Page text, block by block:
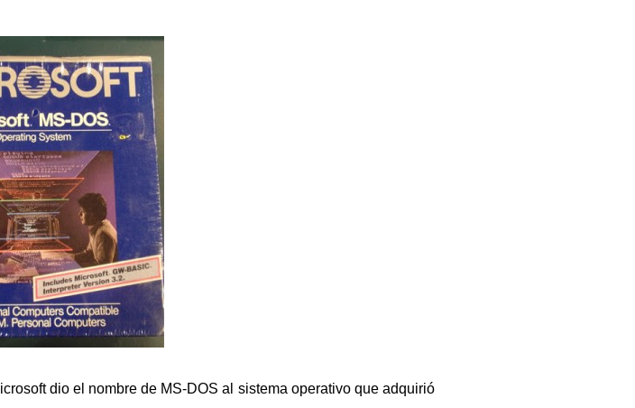
dio el nombre de MS-DOS al sistema operativo que adquirió